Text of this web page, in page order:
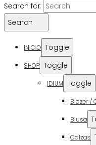
Search for:
Search
INICIO Toggle
SHOP Toggle
IDIUM Toggle
Blazer /
Blusa
Calzas